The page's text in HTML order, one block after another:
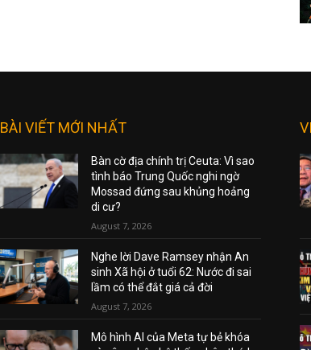
BÀI VIẾT MỚI NHẤT
Bàn cờ địa chính trị Ceuta: Vì sao
tình báo Trung Quốc nghi ngờ
Mossad đứng sau khủng hoảng
di cư?
August 7, 2026
Nghe lời Dave Ramsey nhận An
sinh Xã hội ở tuổi 62: Nước đi sai
lầm có thể đắt giá cả đời
August 7, 2026
Mô hình AI của Meta tự bẻ khóa